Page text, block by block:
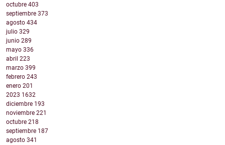
octubre 403
septiembre 373
agosto 434
julio 329
junio 289
mayo 336
abril 223
marzo 399
febrero 243
enero 201
2023 1632
diciembre 193
noviembre 221
octubre 218
septiembre 187
agosto 341